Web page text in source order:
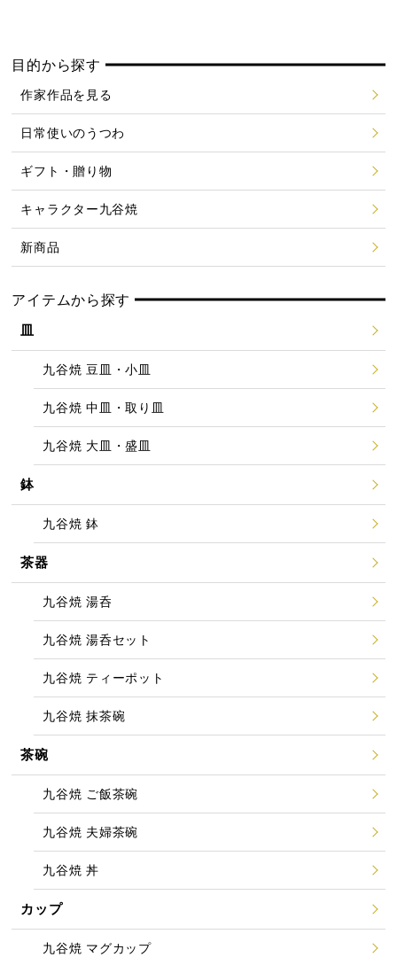
目的から探す
作家作品を見る
日常使いのうつわ
ギフト・贈り物
キャラクター九谷焼
新商品
アイテムから探す
皿
九谷焼 豆皿・小皿
九谷焼 中皿・取り皿
九谷焼 大皿・盛皿
鉢
九谷焼 鉢
茶器
九谷焼 湯呑
九谷焼 湯呑セット
九谷焼 ティーポット
九谷焼 抹茶碗
茶碗
九谷焼 ご飯茶碗
九谷焼 夫婦茶碗
九谷焼 丼
カップ
九谷焼 マグカップ